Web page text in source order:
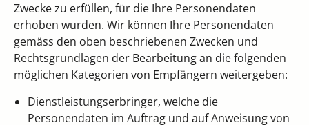
Zwecke zu erfüllen, für die Ihre Personendaten
erhoben wurden. Wir können Ihre Personendaten
gemäss den oben beschriebenen Zwecken und
Rechtsgrundlagen der Bearbeitung an die folgenden
möglichen Kategorien von Empfängern weitergeben:
Dienstleistungserbringer, welche die
Personendaten im Auftrag und auf Anweisung von